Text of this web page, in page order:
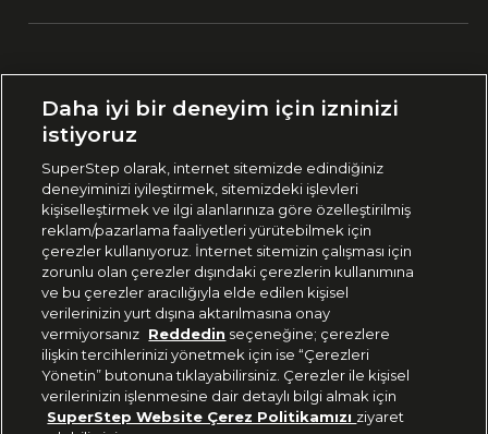
🇹🇷 Türkiye
444 37 36
Uygulamadan Takip Edin
Bizi Takip Edin
Daha iyi bir deneyim için izninizi
istiyoruz
SuperStep olarak, internet sitemizde edindiğiniz
deneyiminizi iyileştirmek, sitemizdeki işlevleri
kişiselleştirmek ve ilgi alanlarınıza göre özelleştirilmiş
reklam/pazarlama faaliyetleri yürütebilmek için
çerezler kullanıyoruz. İnternet sitemizin çalışması için
zorunlu olan çerezler dışındaki çerezlerin kullanımına
ve bu çerezler aracılığıyla elde edilen kişisel
verilerinizin yurt dışına aktarılmasına onay
vermiyorsanız Reddedin seçeneğine; çerezlere
ilişkin tercihlerinizi yönetmek için ise “Çerezleri
Yönetin” butonuna tıklayabilirsiniz. Çerezler ile kişisel
verilerinizin işlenmesine dair detaylı bilgi almak için
SuperStep Website Çerez Politikamızı ziyaret